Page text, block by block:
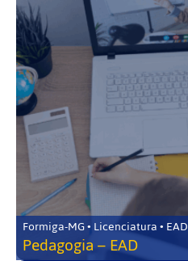
Formiga-MG • Licenciatura • EAD
Pedagogia – EAD